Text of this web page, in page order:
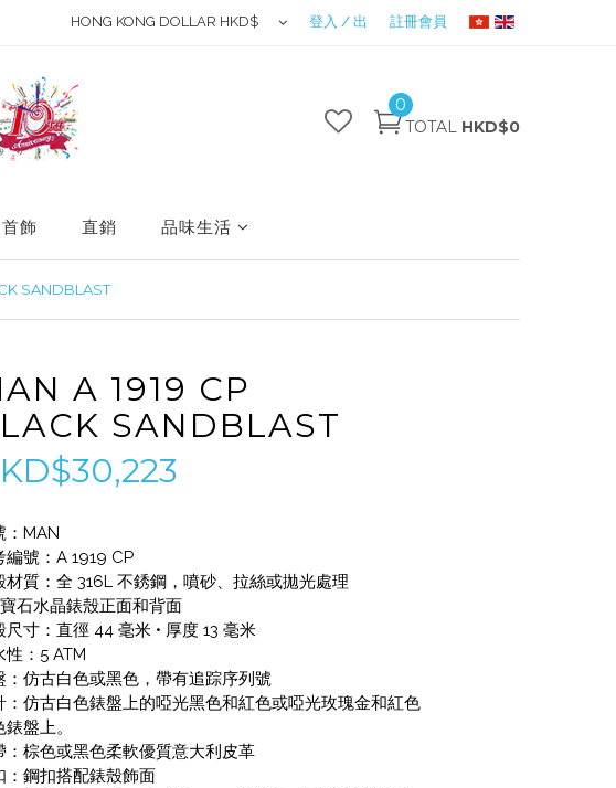
HONG KONG DOLLAR HKD$ 登入 / 出 註冊會員
0
TOTAL HKD$0
首飾 直銷 品味生活
SANDBLAST
A 1919 CP
SANDBLAST
：MAN
編號：A 1919 CP
材質：全 316L 不銹鋼，噴砂、拉絲或拋光處理
寶石水晶錶殼正面和背面
尺寸：直徑 44 毫米 • 厚度 13 毫米
性：5 ATM
：仿古白色或黑色，帶有追踪序列號
：仿古白色錶盤上的啞光黑色和紅色或啞光玫瑰金和紅色
盤上。
：棕色或黑色柔軟優質意大利皮革
：鋼扣搭配錶殼飾面